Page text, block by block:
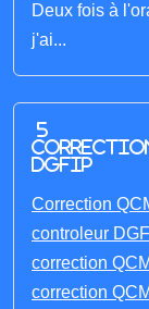
Deux fois à
j'ai...
5
DGFIP
Correction
controleur
correction
correction